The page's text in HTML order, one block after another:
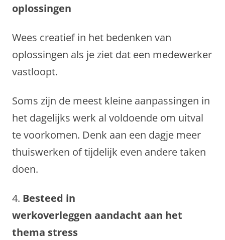
oplossingen
Wees creatief in het bedenken van
oplossingen als je ziet dat een medewerker
vastloopt.
Soms zijn de meest kleine aanpassingen in
het dagelijks werk al voldoende om uitval
te voorkomen. Denk aan een dagje meer
thuiswerken of tijdelijk even andere taken
doen.
4. Besteed in
werkoverleggen aandacht aan het
thema stress